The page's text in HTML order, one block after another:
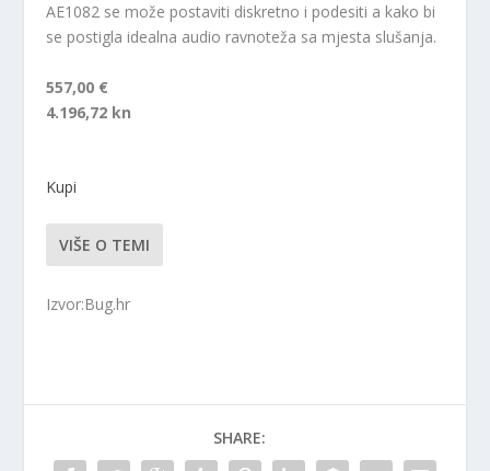
AE1082 se može postaviti diskretno i podesiti a kako bi
se postigla idealna audio ravnoteža sa mjesta slušanja.
557,00 €
4.196,72 kn
Kupi
VIŠE O TEMI
Izvor:Bug.hr
SHARE: